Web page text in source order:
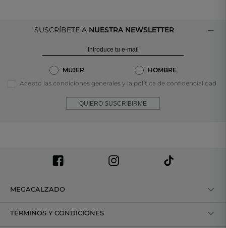
SUSCRÍBETE A NUESTRA NEWSLETTER
MUJER
HOMBRE
Acepto las condiciones generales y la política de confidencialidad
QUIERO SUSCRIBIRME
MEGACALZADO
TÉRMINOS Y CONDICIONES